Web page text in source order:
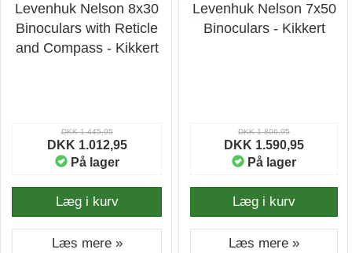
Levenhuk Nelson 8x30
Binoculars with Reticle
and Compass - Kikkert
DKK 1.445,95
DKK 1.012,95
På lager
Læg i kurv
Læs mere »
Levenhuk Nelson 7x50
Binoculars - Kikkert
DKK 1.806,95
DKK 1.590,95
På lager
Læg i kurv
Læs mere »